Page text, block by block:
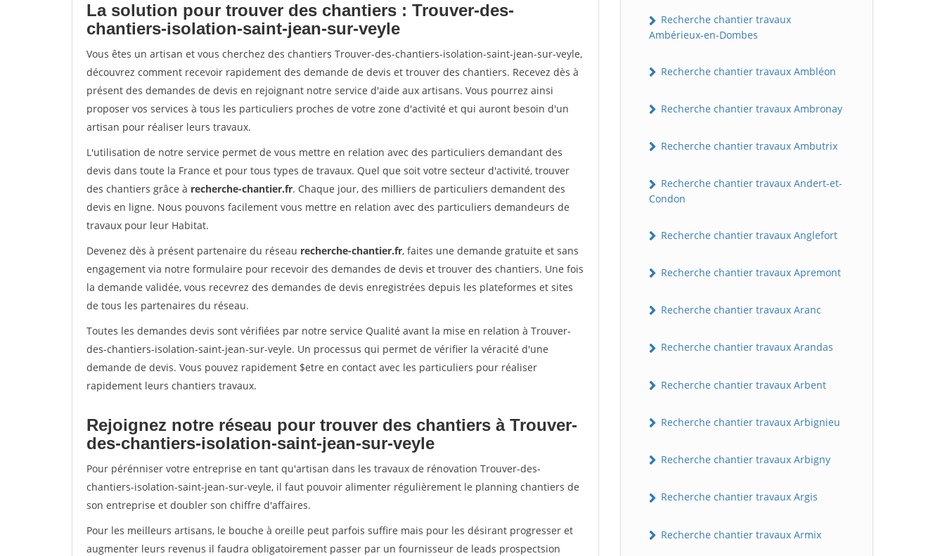
La solution pour trouver des chantiers : Trouver-des-
chantiers-isolation-saint-jean-sur-veyle
Vous êtes un artisan et vous cherchez des chantiers Trouver-des-chantiers-isolation-saint-jean-sur-veyle,
découvrez comment recevoir rapidement des demande de devis et trouver des chantiers. Recevez dès à
présent des demandes de devis en rejoignant notre service d'aide aux artisans. Vous pourrez ainsi
proposer vos services à tous les particuliers proches de votre zone d'activité et qui auront besoin d'un
artisan pour réaliser leurs travaux.
L'utilisation de notre service permet de vous mettre en relation avec des particuliers demandant des
devis dans toute la France et pour tous types de travaux. Quel que soit votre secteur d'activité, trouver
des chantiers grâce à recherche-chantier.fr. Chaque jour, des milliers de particuliers demandent des
devis en ligne. Nous pouvons facilement vous mettre en relation avec des particuliers demandeurs de
travaux pour leur Habitat.
Devenez dès à présent partenaire du réseau recherche-chantier.fr, faites une demande gratuite et sans
engagement via notre formulaire pour recevoir des demandes de devis et trouver des chantiers. Une fois
la demande validée, vous recevrez des demandes de devis enregistrées depuis les plateformes et sites
de tous les partenaires du réseau.
Toutes les demandes devis sont vérifiées par notre service Qualité avant la mise en relation à Trouver-
des-chantiers-isolation-saint-jean-sur-veyle. Un processus qui permet de vérifier la véracité d'une
demande de devis. Vous pouvez rapidement $etre en contact avec les particuliers pour réaliser
rapidement leurs chantiers travaux.
Rejoignez notre réseau pour trouver des chantiers à Trouver-
des-chantiers-isolation-saint-jean-sur-veyle
Pour pérénniser votre entreprise en tant qu'artisan dans les travaux de rénovation Trouver-des-
chantiers-isolation-saint-jean-sur-veyle, il faut pouvoir alimenter régulièrement le planning chantiers de
son entreprise et doubler son chiffre d'affaires.
Pour les meilleurs artisans, le bouche à oreille peut parfois suffire mais pour les désirant progresser et
augmenter leurs revenus il faudra obligatoirement passer par un fournisseur de leads prospectsion
Recherche chantier travaux
Ambérieux-en-Dombes
Recherche chantier travaux Ambléon
Recherche chantier travaux Ambronay
Recherche chantier travaux Ambutrix
Recherche chantier travaux Andert-et-
Condon
Recherche chantier travaux Anglefort
Recherche chantier travaux Apremont
Recherche chantier travaux Aranc
Recherche chantier travaux Arandas
Recherche chantier travaux Arbent
Recherche chantier travaux Arbignieu
Recherche chantier travaux Arbigny
Recherche chantier travaux Argis
Recherche chantier travaux Armix